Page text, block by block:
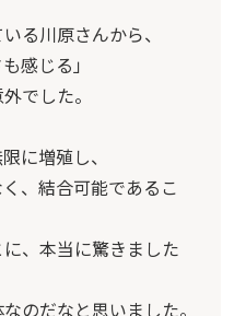
る川原さんから、
感じる」
でした。
に増殖し、
、結合可能であるこ
に、本当に驚きました
のだなと思いました。